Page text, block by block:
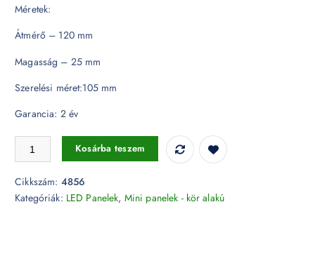
Méretek:
Átmérő – 120 mm
Magasság – 25 mm
Szerelési méret:105 mm
Garancia: 2 év
6W LED Premium Panel Beépíthető - kör alakú 6400K 4856
Kosárba teszem
Cikkszám: 4856
Kategóriák: LED Panelek, Mini panelek - kör alakú